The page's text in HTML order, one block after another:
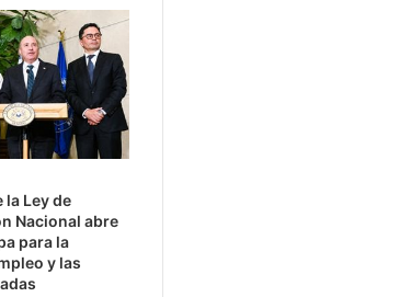
Ley de
Nacional abre
para la
y las